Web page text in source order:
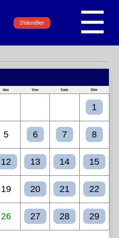
S'identifier ☰
Jeu Ven Sam Dim
1
5 6 7 8
12 13 14 15
19 20 21 22
26 27 28 29